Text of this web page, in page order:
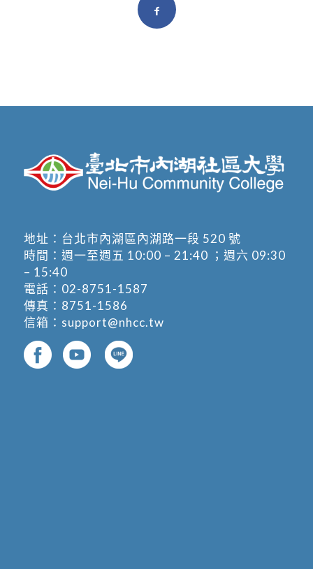
地址： 台北市內湖區內湖路一段 520 號
時間：週一至週五 10:00 – 21:40 ；週六 09:30
– 15:40
電話： 02-8751-1587
傳真：8751-1586
信箱： support@nhcc.tw